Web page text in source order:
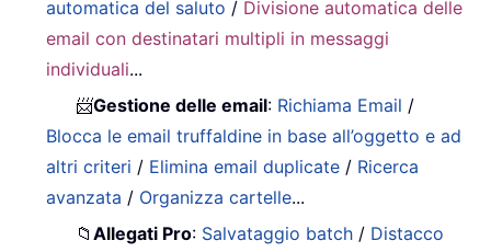
automatica del saluto / Divisione automatica delle
email con destinatari multipli in messaggi
individuali...
📨Gestione delle email: Richiama Email /
Blocca le email truffaldine in base all’oggetto e ad
altri criteri / Elimina email duplicate / Ricerca
avanzata / Organizza cartelle...
📁Allegati Pro: Salvataggio batch / Distacco